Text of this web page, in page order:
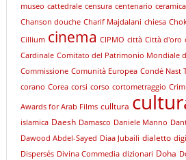
museo cattedrale censura centenario ceramica
Chanson douche Charif Majdalani chiesa
Cillium cinema CIPMO città Città d'oro
Cardinale Comitato del Patrimonio Mondiale
Commissione Comunità Europea Condé Nast
corano Corea corsi corso cortometraggio
Awards for Arab Films culltura
islamica Daesh Damasco Daniele Manno
Dawood Abdel-Sayed Diaa Jubaili dialetto
Dispersés Divina Commedia dizionari Doha